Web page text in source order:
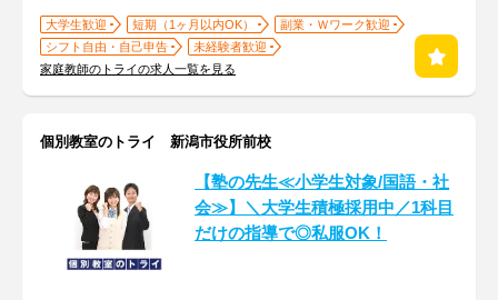
大学生歓迎 短期（1ヶ月以内OK）
副業・Ｗワーク歓迎
シフト自由・自己申告
未経験者歓迎
家庭教師のトライの求人一覧を見る
個別教室のトライ 新潟市役所前校
【塾の先生≪小学生対象/国語・社
会≫】＼大学生積極採用中／1科目
だけの指導で◎私服OK！